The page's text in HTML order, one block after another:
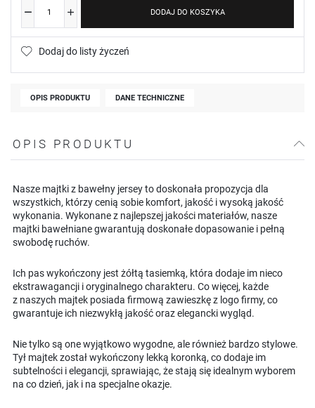
DODAJ DO KOSZYKA
Dodaj do listy życzeń
OPIS PRODUKTU DANE TECHNICZNE
OPIS PRODUKTU
Nasze majtki z bawełny jersey to doskonała propozycja dla
wszystkich, którzy cenią sobie komfort, jakość i wysoką jakość
wykonania. Wykonane z najlepszej jakości materiałów, nasze
majtki bawełniane gwarantują doskonałe dopasowanie i pełną
swobodę ruchów.
Ich pas wykończony jest żółtą tasiemką, która dodaje im nieco
ekstrawagancji i oryginalnego charakteru. Co więcej, każde
z naszych majtek posiada firmową zawieszkę z logo firmy, co
gwarantuje ich niezwykłą jakość oraz elegancki wygląd.
Nie tylko są one wyjątkowo wygodne, ale również bardzo stylowe.
Tył majtek został wykończony lekką koronką, co dodaje im
subtelności i elegancji, sprawiając, że stają się idealnym wyborem
na co dzień, jak i na specjalne okazje.